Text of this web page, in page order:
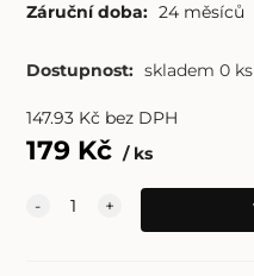
Záruční doba: 24 měsíců
Dostupnost: skladem 0 ks
147.93Kč bez DPH
179Kč ks